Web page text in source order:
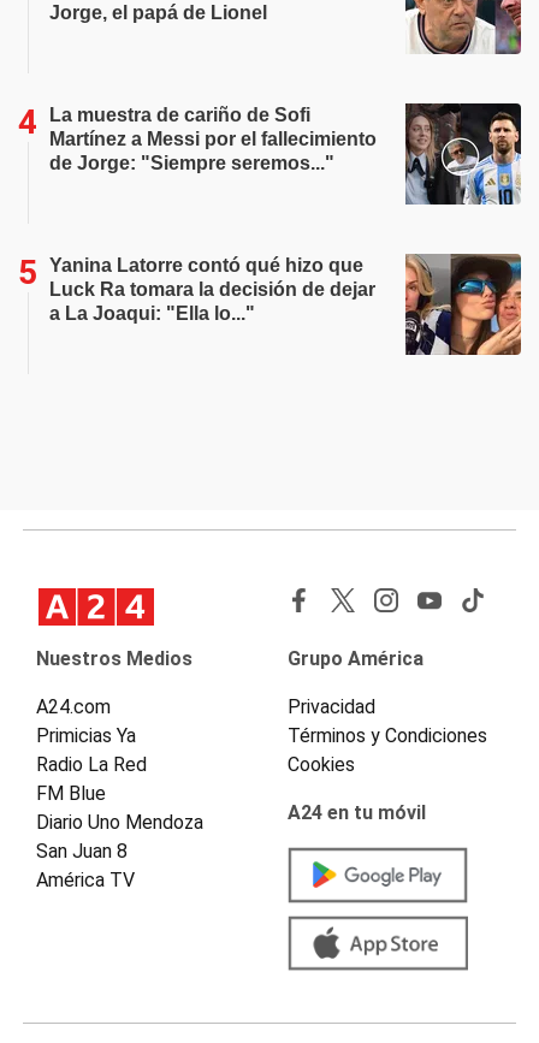
Jorge, el papá de Lionel
La muestra de cariño de Sofi
Martínez a Messi por el fallecimiento
de Jorge: "Siempre seremos..."
Yanina Latorre contó qué hizo que
Luck Ra tomara la decisión de dejar
a La Joaqui: "Ella lo..."
Nuestros Medios
A24.com
Primicias Ya
Radio La Red
FM Blue
Diario Uno Mendoza
San Juan 8
América TV
Grupo América
Privacidad
Términos y Condiciones
Cookies
A24 en tu móvil